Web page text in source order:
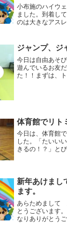
小布施のハイウ
ました。到着し
のは大きなアス
ていきます。「
ネルやはしごな
ジャンプ、ジ
今日は自由あそ
遊んでいるお友
た！！まずは、
体育館でリト
今日は、体育館
した。「たいい
きるの！？」と
友達もいれば、
新年あけまし
ます。
あらためまして
とうございます
なりありがとう